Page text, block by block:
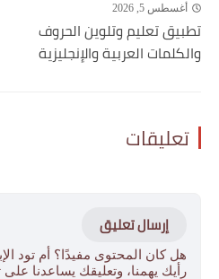
أغسطس 5, 2026
تطبيق تعليم وتلوين الحروف
والكلمات العربية والإنجليزية
تعليقات
إرسال تعليق
هل كان المحتوى مفيدًا؟ أم تود
رأيك يهمنا، وتعليقك يساعدنا